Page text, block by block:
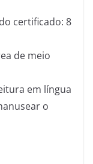
certificado: 8
de meio
em língua
o